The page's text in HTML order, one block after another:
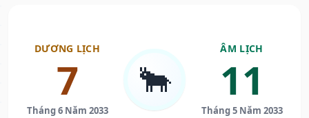
DƯƠNG LỊCH
7
Tháng 6 Năm 2033
🐂
ÂM LỊCH
11
Tháng 5 Năm 2033